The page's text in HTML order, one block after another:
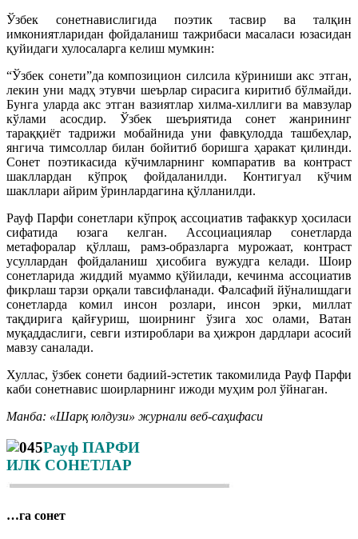
Ўзбек сонетнавислигида поэтик тасвир ва талқин
имкониятларидан фойдаланиш тажрибаси масаласи юзасидан
қуйидаги хулосаларга келиш мумкин:
“Ўзбек сонети”да композицион силсила кўриниши акс этган,
лекин уни мадҳ этувчи шеърлар сирасига киритиб бўлмайди.
Бунга уларда акс этган вазиятлар хилма-хиллиги ва мавзулар
кўлами асосдир. Ўзбек шеъриятида сонет жанрининг
тараққиёт тадрижи мобайнида уни фавқулодда ташбеҳлар,
янгича тимсоллар билан бойитиб боришга ҳаракат қилинди.
Сонет поэтикасида кўчимларнинг компаратив ва контраст
шакллардан кўпроқ фойдаланилди. Контигуал кўчим
шакллари айрим ўринлардагина қўлланилди.
Рауф Парфи сонетлари кўпроқ ассоциатив тафаккур ҳосиласи
сифатида юзага келган. Ассоциациялар сонетларда
метафоралар қўллаш, рамз-образларга мурожаат, контраст
усуллардан фойдаланиш ҳисобига вужудга келади. Шоир
сонетларида жиддий муаммо қўйилади, кечинма ассоциатив
фикрлаш тарзи орқали тавсифланади. Фалсафий йўналишдаги
сонетларда комил инсон розлари, инсон эрки, миллат
тақдирига қайғуриш, шоирнинг ўзига хос олами, Ватан
муқаддаслиги, севги изтироблари ва ҳижрон дардлари асосий
мавзу саналади.
Хуллас, ўзбек сонети бадиий-эстетик такомилида Рауф Парфи
каби сонетнавис шоирларнинг ижоди муҳим рол ўйнаган.
Манба: «Шарқ юлдузи» журнали веб-саҳифаси
Рауф ПАРФИ
ИЛК СОНЕТЛАР
…га сонет